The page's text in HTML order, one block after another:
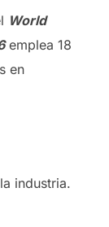
World
emplea 18
en
industria.